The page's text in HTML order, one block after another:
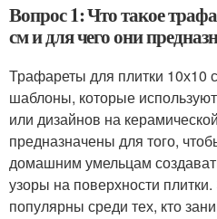
Вопрос 1: Что такое
см и для чего они
Трафареты для плитки 10х10
шаблоны, которые
или дизайнов на
предназначены для того,
домашним умельцам
узоры на поверхности
популярны среди тех, кто